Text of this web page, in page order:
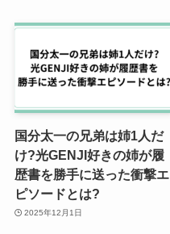
国分太一の兄弟は姉1人だ
け?光GENJI好きの姉が履
歴書を勝手に送った衝撃エ
ピソードとは?
2025年12月1日